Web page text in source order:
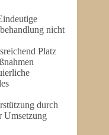
nicht
Platz
durch
Umsetzung